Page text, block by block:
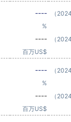
----
%
（
----
百万US$
（
----
%
（
----
百万US$
（